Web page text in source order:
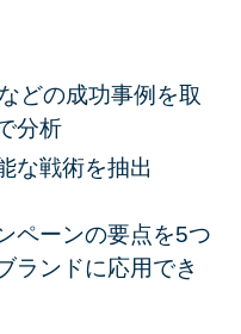
どの成功事例を取
分析
な戦術を抽出
ペーンの要点を5つ
ランドに応用でき